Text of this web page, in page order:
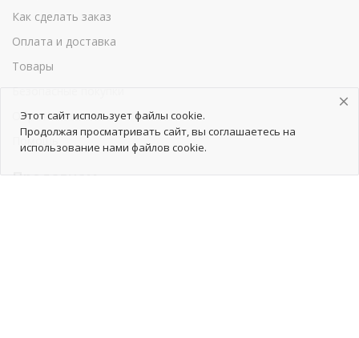
Как сделать заказ
Оплата и доставка
Товары
Обратная связь
Помощь
Продавцам
Этот сайт использует файлы cookie.
Продолжая просматривать сайт, вы соглашаетесь на
использование нами файлов cookie.